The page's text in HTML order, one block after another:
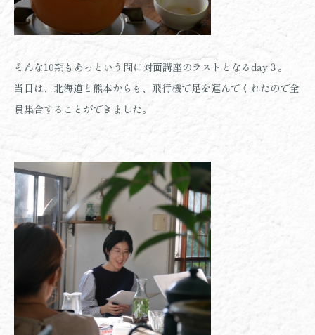
そんな10期もあっという間に対面講座のラストとなるday３。
当日は、北海道と熊本からも、飛行機で足を運んでくれたので全
員集合することができました。